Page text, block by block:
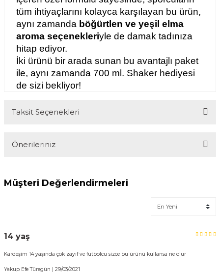
tüm ihtiyaçlarını kolayca karşılayan bu ürün,
aynı zamanda böğürtlen ve yeşil elma
aroma seçenekleriyle de damak tadınıza
hitap ediyor.
İki ürünü bir arada sunan bu avantajlı paket
ile, aynı zamanda 700 ml. Shaker hediyesi
de sizi bekliyor!
Taksit Seçenekleri
Önerileriniz
Bu ürünün fiyat bilgisi, resim, ürün açıklamalarında ve diğer
konularda yetersiz gördüğünüz noktaları öneri formunu
Ürün resmi kalitesiz, bozuk veya görüntülenemiyor.
Müşteri Değerlendirmeleri
14 yaş
Kardeşim 14 yaşında çok zayıf ve futbolcu sizce bu ürünü kullansa ne olur
Yakup Efe Türegün | 29/03/2021